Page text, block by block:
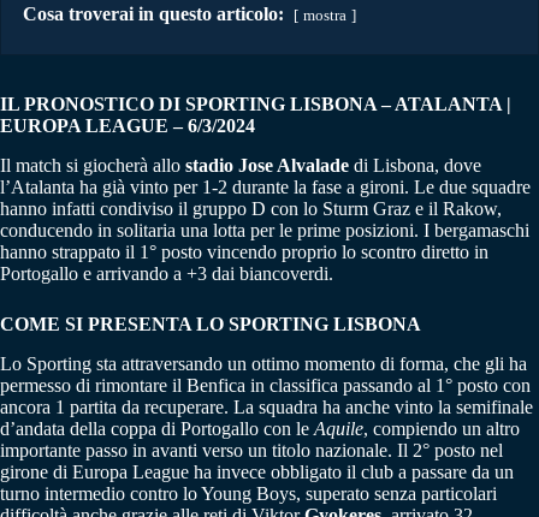
Cosa troverai in questo articolo: mostra
IL PRONOSTICO DI SPORTING LISBONA – ATALANTA |
EUROPA LEAGUE – 6/3/2024
Il match si giocherà allo stadio Jose Alvalade di Lisbona, dove
l’Atalanta ha già vinto per 1-2 durante la fase a gironi. Le due squadre
hanno infatti condiviso il gruppo D con lo Sturm Graz e il Rakow,
conducendo in solitaria una lotta per le prime posizioni. I bergamaschi
hanno strappato il 1° posto vincendo proprio lo scontro diretto in
Portogallo e arrivando a +3 dai biancoverdi.
COME SI PRESENTA LO SPORTING LISBONA
Lo Sporting sta attraversando un ottimo momento di forma, che gli ha
permesso di rimontare il Benfica in classifica passando al 1° posto con
ancora 1 partita da recuperare. La squadra ha anche vinto la semifinale
d’andata della coppa di Portogallo con le Aquile, compiendo un altro
importante passo in avanti verso un titolo nazionale. Il 2° posto nel
girone di Europa League ha invece obbligato il club a passare da un
turno intermedio contro lo Young Boys, superato senza particolari